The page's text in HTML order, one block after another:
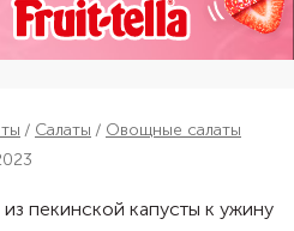
Салаты
Овощные салаты